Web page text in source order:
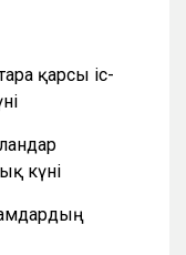
қарсы іс-
күні